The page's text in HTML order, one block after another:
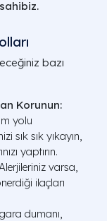
bazı
Korunun:
yolu
sık sık yıkayın,
yaptırın.
varsa,
ilaçları
dumanı,